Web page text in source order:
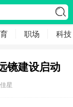
职场 科技
镜建设启动
星